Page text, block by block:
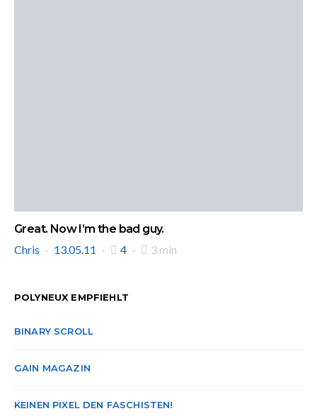
Great. Now I’m the bad guy.
Chris
13.05.11 4 3 min
POLYNEUX EMPFIEHLT
BINARY SCROLL
GAIN MAGAZIN
KEINEN PIXEL DEN FASCHISTEN!